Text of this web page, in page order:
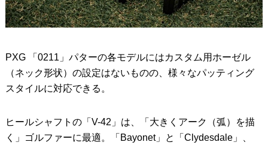
PXG 「0211」パターの各モデルにはカスタム用ホーゼル
（ネック形状）の設定はないものの、様々なパッティング
スタイルに対応できる。
ヒールシャフトの「V-42」は、「大きくアーク（弧）を描
く」ゴルファーに最適。「Bayonet」と「Clydesdale」、